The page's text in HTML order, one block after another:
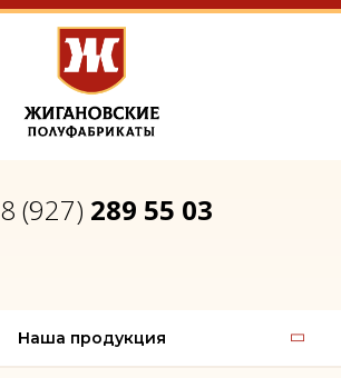
8 (927) 289 55 03
Наша продукция